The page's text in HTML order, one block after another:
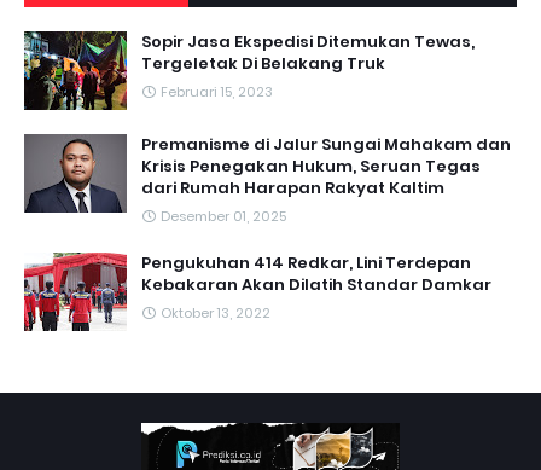
Sopir Jasa Ekspedisi Ditemukan Tewas,
Tergeletak Di Belakang Truk
Februari 15, 2023
Premanisme di Jalur Sungai Mahakam dan
Krisis Penegakan Hukum, Seruan Tegas
dari Rumah Harapan Rakyat Kaltim
Desember 01, 2025
Pengukuhan 414 Redkar, Lini Terdepan
Kebakaran Akan Dilatih Standar Damkar
Oktober 13, 2022